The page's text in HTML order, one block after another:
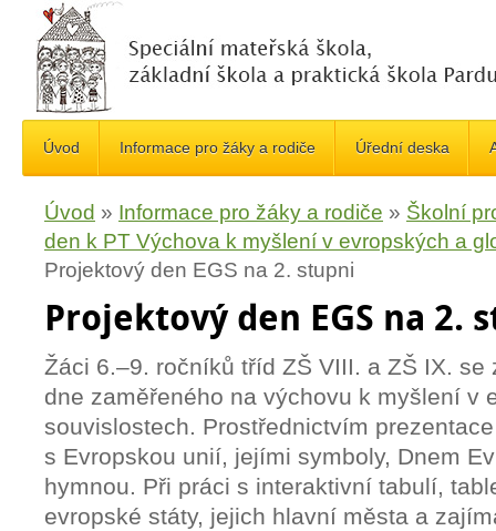
Úvod Informace pro žáky a rodiče Úřední deska
Úvod » Informace pro žáky a rodiče » Školní
den k PT Výchova k myšlení v evropských a
Projektový den EGS na 2. stupni
Projektový den EGS na 2.
Žáci 6.–9. ročníků tříd ZŠ VIII. a ZŠ IX. se
dne zaměřeného na výchovu k myšlení v
souvislostech. Prostřednictvím
s Evropskou unií, jejími symboly, Dnem
hymnou. Při práci s interaktivní tabulí,
evropské státy, jejich hlavní města a